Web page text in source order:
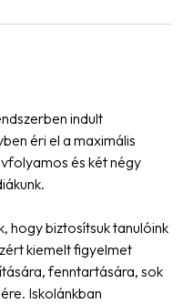
indult
éri el a maximális
és két négy
hogy biztosítsuk tanulóink
kiemelt figyelmet
fenntartására, sok
Iskolánkban